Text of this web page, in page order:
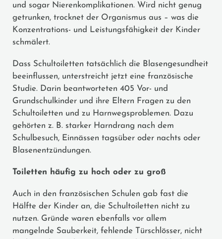
und sogar Nierenkomplikationen. Wird nicht genug
getrunken, trocknet der Organismus aus – was die
Konzentrations- und Leistungsfähigkeit der Kinder
schmälert.
Dass Schultoiletten tatsächlich die Blasengesundheit
beeinflussen, unterstreicht jetzt eine französische
Studie. Darin beantworteten 405 Vor- und
Grundschulkinder und ihre Eltern Fragen zu den
Schultoiletten und zu Harnwegsproblemen. Dazu
gehörten z. B. starker Harndrang nach dem
Schulbesuch, Einnässen tagsüber oder nachts oder
Blasenentzündungen.
Toiletten häufig zu hoch oder zu groß
Auch in den französischen Schulen gab fast die
Hälfte der Kinder an, die Schultoiletten nicht zu
nutzen. Gründe waren ebenfalls vor allem
mangelnde Sauberkeit, fehlende Türschlösser, nicht